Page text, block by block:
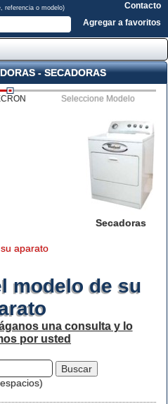
referencia o modelo)
Contacto
Agregar a favoritos
- SECADORAS
Seleccione Modelo
Secadoras
aparato
modelo de su
una consulta y lo
por usted